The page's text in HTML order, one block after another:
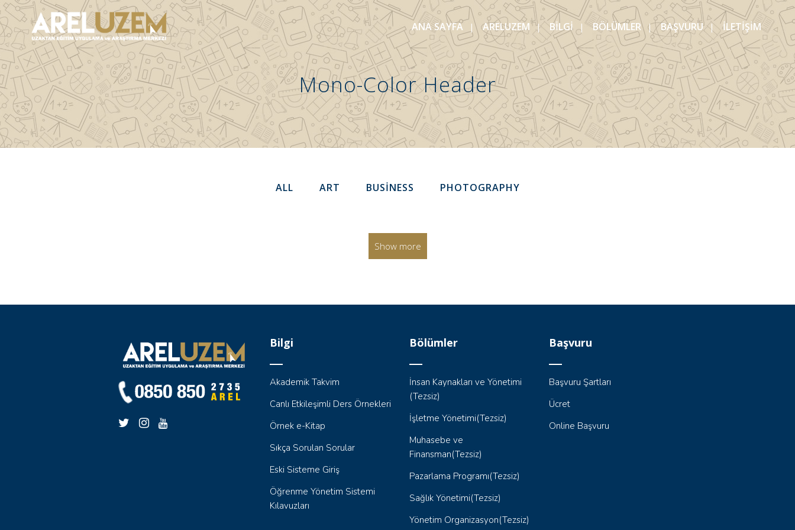
ANA SAYFA ARELUZEM BİLGİ BÖLÜMLER BAŞVURU İLETİŞİM
Mono-Color Header
ALL ART BUSINESS PHOTOGRAPHY
Show more
Bilgi
Akademik Takvim
Canlı Etkileşimli Ders Örnekleri
Örnek e-Kitap
Sıkça Sorulan Sorular
Eski Sisteme Giriş
Öğrenme Yönetim Sistemi
Kılavuzları
Bölümler
İnsan Kaynakları ve Yönetimi
(Tezsiz)
İşletme Yönetimi(Tezsiz)
Muhasebe ve
Finansman(Tezsiz)
Pazarlama Programı(Tezsiz)
Sağlık Yönetimi(Tezsiz)
Yönetim Organizasyon(Tezsiz)
Başvuru
Başvuru Şartları
Ücret
Online Başvuru